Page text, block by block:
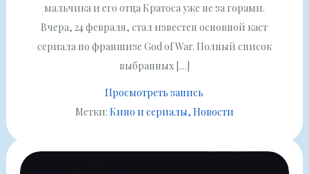
мальчика и его отца Кратоса уже не за горами.
Вчера, 24 февраля, стал известен основной каст
сериала по франшизе God of War. Полный список
выбранных […]
Просмотреть запись
Метки: Кино и сериалы Новости